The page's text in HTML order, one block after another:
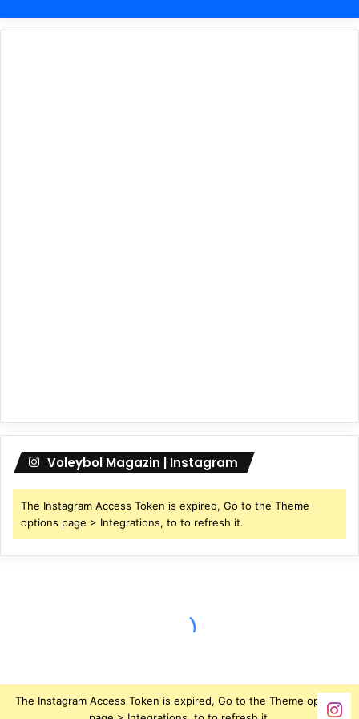
Voleybol Magazin | Instagram
The Instagram Access Token is expired, Go to the Theme
options page > Integrations, to to refresh it.
The Instagram Access Token is expired, Go to the Theme options